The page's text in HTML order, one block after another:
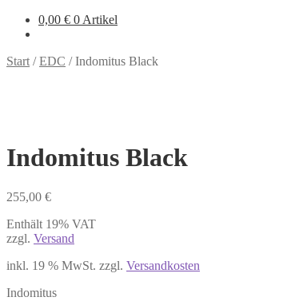
0,00 € 0 Artikel
Start /EDC /Indomitus Black
Indomitus Black
255,00 €
Enthält 19% VAT
zzgl. Versand
inkl. 19 % MwSt. zzgl. Versandkosten
Indomitus